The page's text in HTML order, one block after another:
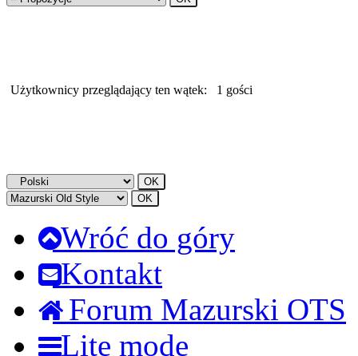
Użytkownicy przeglądający ten wątek: 1 gości
Wróć do góry
Kontakt
Forum Mazurski OTS
Lite mode